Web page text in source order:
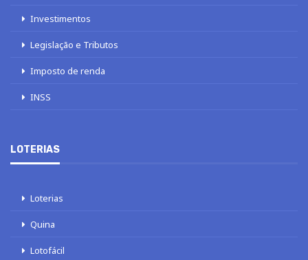
Investimentos
Legislação e Tributos
Imposto de renda
INSS
LOTERIAS
Loterias
Quina
Lotofácil